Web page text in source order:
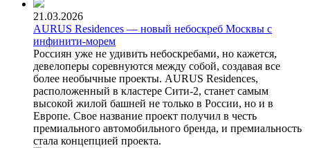
21.03.2026
AURUS Residences — новый небоскреб Москвы с
инфинити-морем
Россиян уже не удивить небоскребами, но кажется,
девелоперы соревнуются между собой, создавая все
более необычные проекты. AURUS Residences,
расположенный в кластере Сити-2, станет самым
высокой жилой башней не только в России, но и в
Европе. Свое название проект получил в честь
премиального автомобильного бренда, и премиальность
стала концепцией проекта.